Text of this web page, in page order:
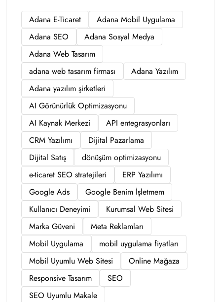
Adana E-Ticaret
Adana Mobil Uygulama
Adana SEO
Adana Sosyal Medya
Adana Web Tasarım
adana web tasarım firması
Adana Yazılım
Adana yazılım şirketleri
AI Görünürlük Optimizasyonu
AI Kaynak Merkezi
API entegrasyonları
CRM Yazılımı
Dijital Pazarlama
Dijital Satış
dönüşüm optimizasyonu
e-ticaret SEO stratejileri
ERP Yazılımı
Google Ads
Google Benim İşletmem
Kullanıcı Deneyimi
Kurumsal Web Sitesi
Marka Güveni
Meta Reklamları
Mobil Uygulama
mobil uygulama fiyatları
Mobil Uyumlu Web Sitesi
Online Mağaza
Responsive Tasarım
SEO
SEO Uyumlu Makale